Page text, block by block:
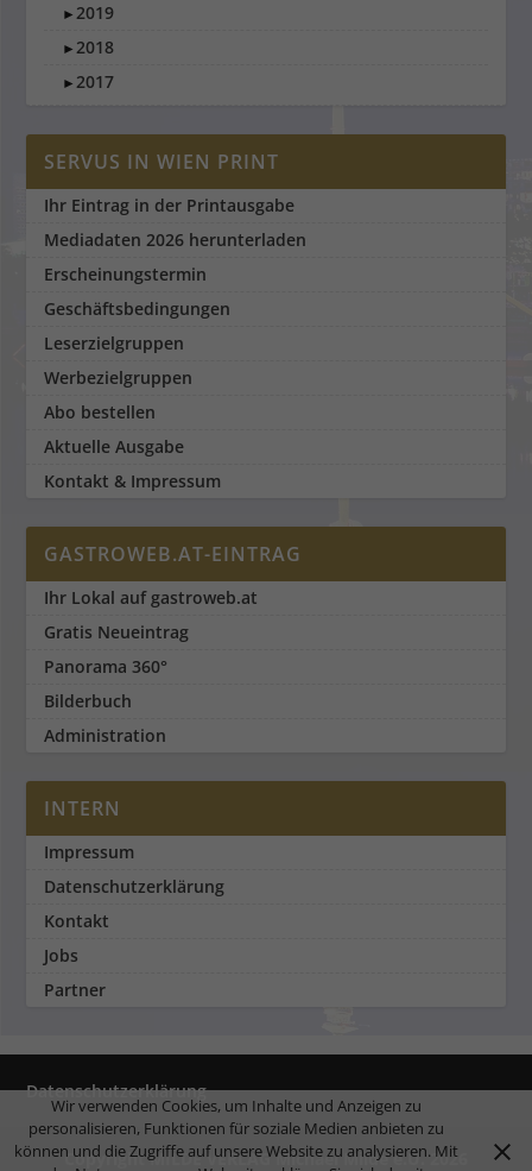
►2019
►2018
►2017
SERVUS IN WIEN PRINT
Ihr Eintrag in der Printausgabe
Mediadaten 2026 herunterladen
Erscheinungstermin
Geschäftsbedingungen
Leserzielgruppen
Werbezielgruppen
Abo bestellen
Aktuelle Ausgabe
Kontakt & Impressum
GASTROWEB.AT-EINTRAG
Ihr Lokal auf gastroweb.at
Gratis Neueintrag
Panorama 360°
Bilderbuch
Administration
INTERN
Impressum
Datenschutzerklärung
Kontakt
Jobs
Partner
Datenschutzerklärung
Copyright MILDE VERLAG Michael Milde e.U. 2026
Wir verwenden Cookies, um Inhalte und Anzeigen zu
personalisieren, Funktionen für soziale Medien anbieten zu
können und die Zugriffe auf unsere Website zu analysieren. Mit